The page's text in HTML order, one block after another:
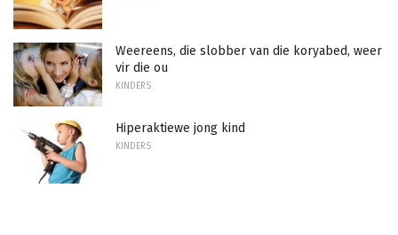
Weereens, die slobber van die koryabed, weer
vir die ou
KINDERS
Hiperaktiewe jong kind
KINDERS